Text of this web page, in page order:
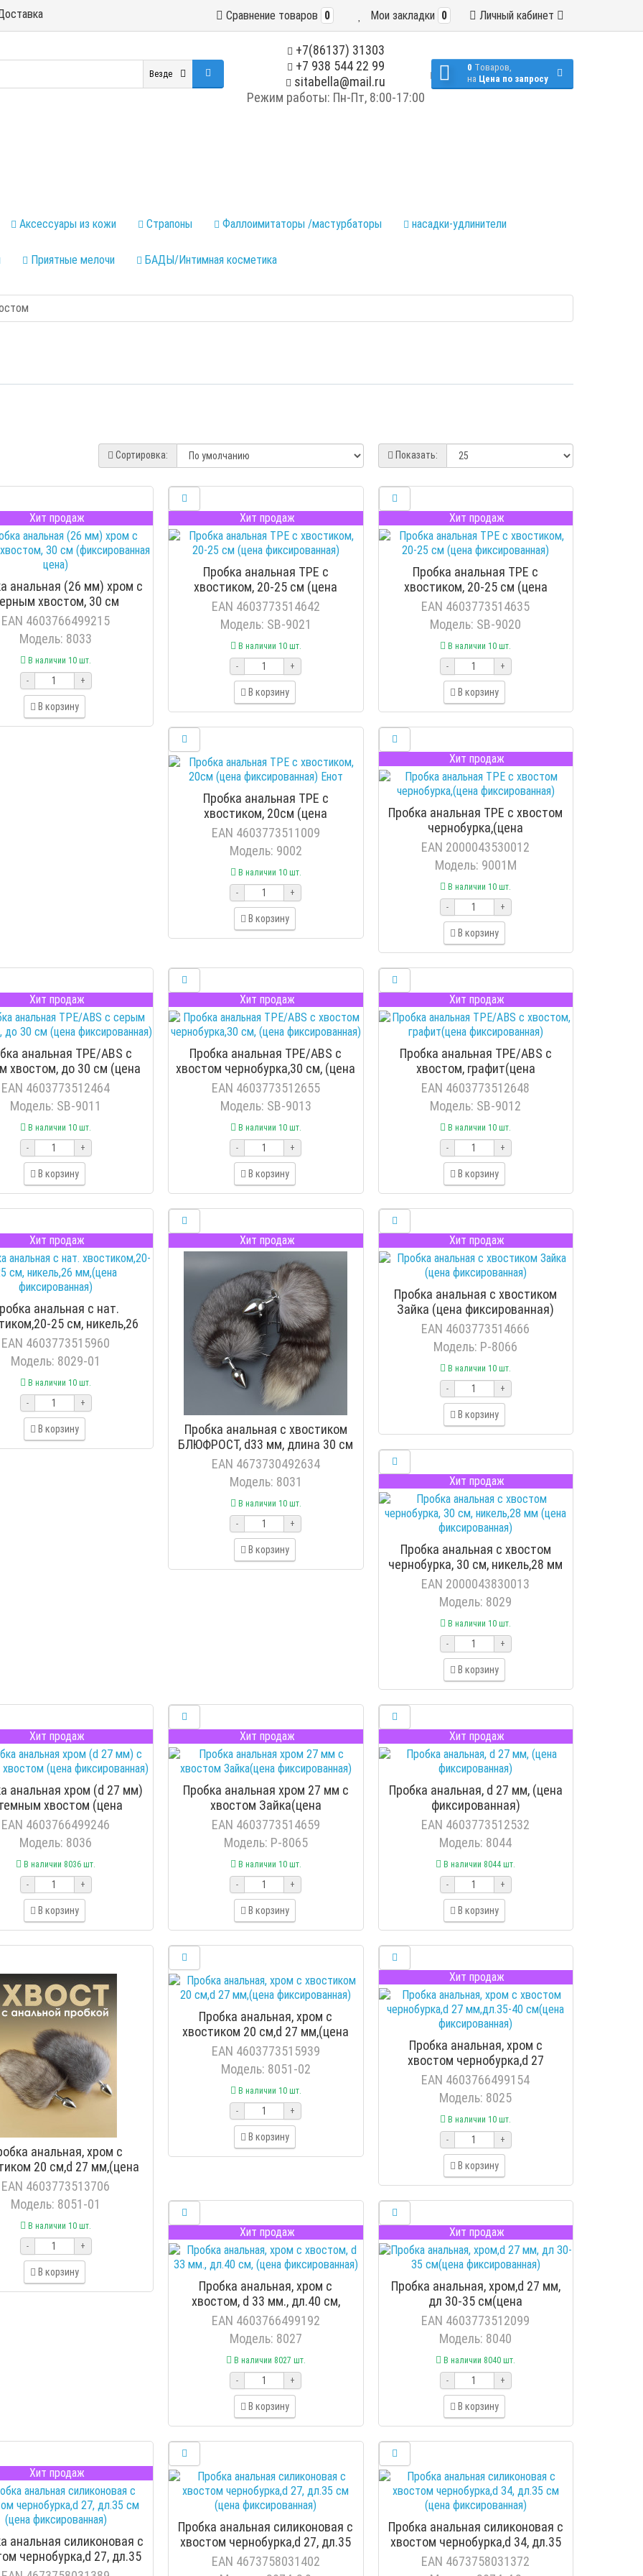
Личный кабинет
Мои закладки 0
Сравнение товаров 0
+7(86137) 31303
+7 938 544 22 99
sitabella@mail.ru
Режим работы: Пн-Пт, 8:00-17:00
0 Tоваров,
на Цена по запросу
Везде
Аксессуары из кожи Страпоны Фаллоимитаторы /мастурбаторы насадки-удлинители
Приятные мелочи БАДЫ/Интимная косметика
Сортировка: Показать:
Хит продаж
анальная (26 мм) хром с
хвостом, 30 см
(фиксированная цена)
EAN 4603766499215
Модель: 8033
В наличии 10 шт.
-
+
В корзину
Хит продаж
Пробка анальная TPE с
хвостиком, 20-25 см (цена
фиксированная)
EAN 4603773514642
Модель: SB-9021
В наличии 10 шт.
-
+
В корзину
Хит продаж
Пробка анальная TPE с
хвостиком, 20-25 см (цена
фиксированная)
EAN 4603773514635
Модель: SB-9020
В наличии 10 шт.
-
+
В корзину
Пробка анальная TPE с
хвостиком, 20см (цена
фиксированная) Енот
EAN 4603773511009
Модель: 9002
В наличии 10 шт.
-
+
В корзину
Хит продаж
Пробка анальная TPE с хвостом
чернобурка,(цена
фиксированная)
EAN 2000043530012
Модель: 9001М
В наличии 10 шт.
-
+
В корзину
Хит продаж
анальная TPE/ABS с
хвостом, до 30 см (цена
фиксированная)
EAN 4603773512464
Модель: SB-9011
В наличии 10 шт.
-
+
В корзину
Хит продаж
Пробка анальная TPE/ABS с
хвостом чернобурка,30 см, (цена
фиксированная)
EAN 4603773512655
Модель: SB-9013
В наличии 10 шт.
-
+
В корзину
Хит продаж
Пробка анальная TPE/ABS с
хвостом, графит(цена
фиксированная)
EAN 4603773512648
Модель: SB-9012
В наличии 10 шт.
-
+
В корзину
Хит продаж
анальная с нат.
25 см, никель,26
фиксированная)
EAN 4603773515960
Модель: 8029-01
В наличии 10 шт.
-
+
В корзину
Хит продаж
Пробка анальная с хвостиком
БЛЮФРОСТ, d33 мм, длина 30 см
(цена фиксированная)
EAN 4673730492634
Модель: 8031
В наличии 10 шт.
-
+
В корзину
Хит продаж
Пробка анальная с хвостиком
Зайка (цена фиксированная)
EAN 4603773514666
Модель: P-8066
В наличии 10 шт.
-
+
В корзину
Хит продаж
Пробка анальная с хвостом
чернобурка, 30 см, никель,28 мм
(цена фиксированная)
EAN 2000043830013
Модель: 8029
В наличии 10 шт.
-
+
В корзину
Хит продаж
анальная хром (d 27 мм)
хвостом (цена
фиксированная)
EAN 4603766499246
Модель: 8036
В наличии 8036 шт.
-
+
В корзину
Хит продаж
Пробка анальная хром 27 мм с
хвостом Зайка(цена
фиксированная)
EAN 4603773514659
Модель: P-8065
В наличии 10 шт.
-
+
В корзину
Хит продаж
Пробка анальная, d 27 мм, (цена
фиксированная)
EAN 4603773512532
Модель: 8044
В наличии 8044 шт.
-
+
В корзину
анальная, хром с
20 см,d 27 мм,(цена
фиксированная)
EAN 4603773513706
Модель: 8051-01
В наличии 10 шт.
-
+
В корзину
Пробка анальная, хром с
хвостиком 20 см,d 27 мм,(цена
фиксированная)
EAN 4603773515939
Модель: 8051-02
В наличии 10 шт.
-
+
В корзину
Хит продаж
Пробка анальная, хром с
хвостом чернобурка,d 27
мм,дл.35-40 см(цена
фиксированная)
EAN 4603766499154
Модель: 8025
В наличии 10 шт.
-
+
В корзину
Хит продаж
Пробка анальная, хром с
хвостом, d 33 мм., дл.40 см,
(цена фиксированная)
EAN 4603766499192
Модель: 8027
В наличии 8027 шт.
-
+
В корзину
Хит продаж
Пробка анальная, хром,d 27 мм,
дл 30-35 см(цена
фиксированная)
EAN 4603773512099
Модель: 8040
В наличии 8040 шт.
-
+
В корзину
Хит продаж
анальная силиконовая с
чернобурка,d 27, дл.35
(цена фиксированная)
Пробка анальная силиконовая с
хвостом чернобурка,d 27, дл.35
см (цена фиксированная)
EAN 4673758031402
Пробка анальная силиконовая с
хвостом чернобурка,d 34, дл.35
см (цена фиксированная)
EAN 4673758031372